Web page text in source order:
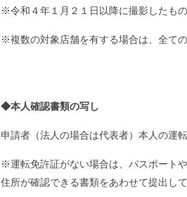
※令和４年１月２１日以降に撮影したも
※複数の対象店舗を有する場合は、全て
◆本人確認書類の写し
申請者（法人の場合は代表者）本人の運
※運転免許証がない場合は、パスポート
住所が確認できる書類をあわせて提出し